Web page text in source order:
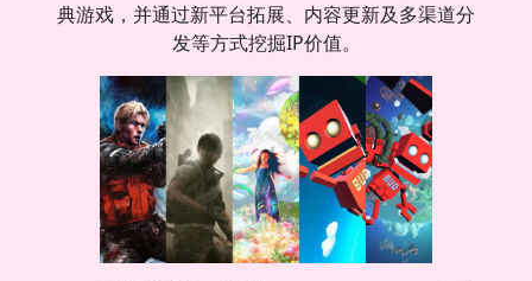
典游戏，并通过新平台拓展、内容更新及多渠道分
发等方式挖掘IP价值。